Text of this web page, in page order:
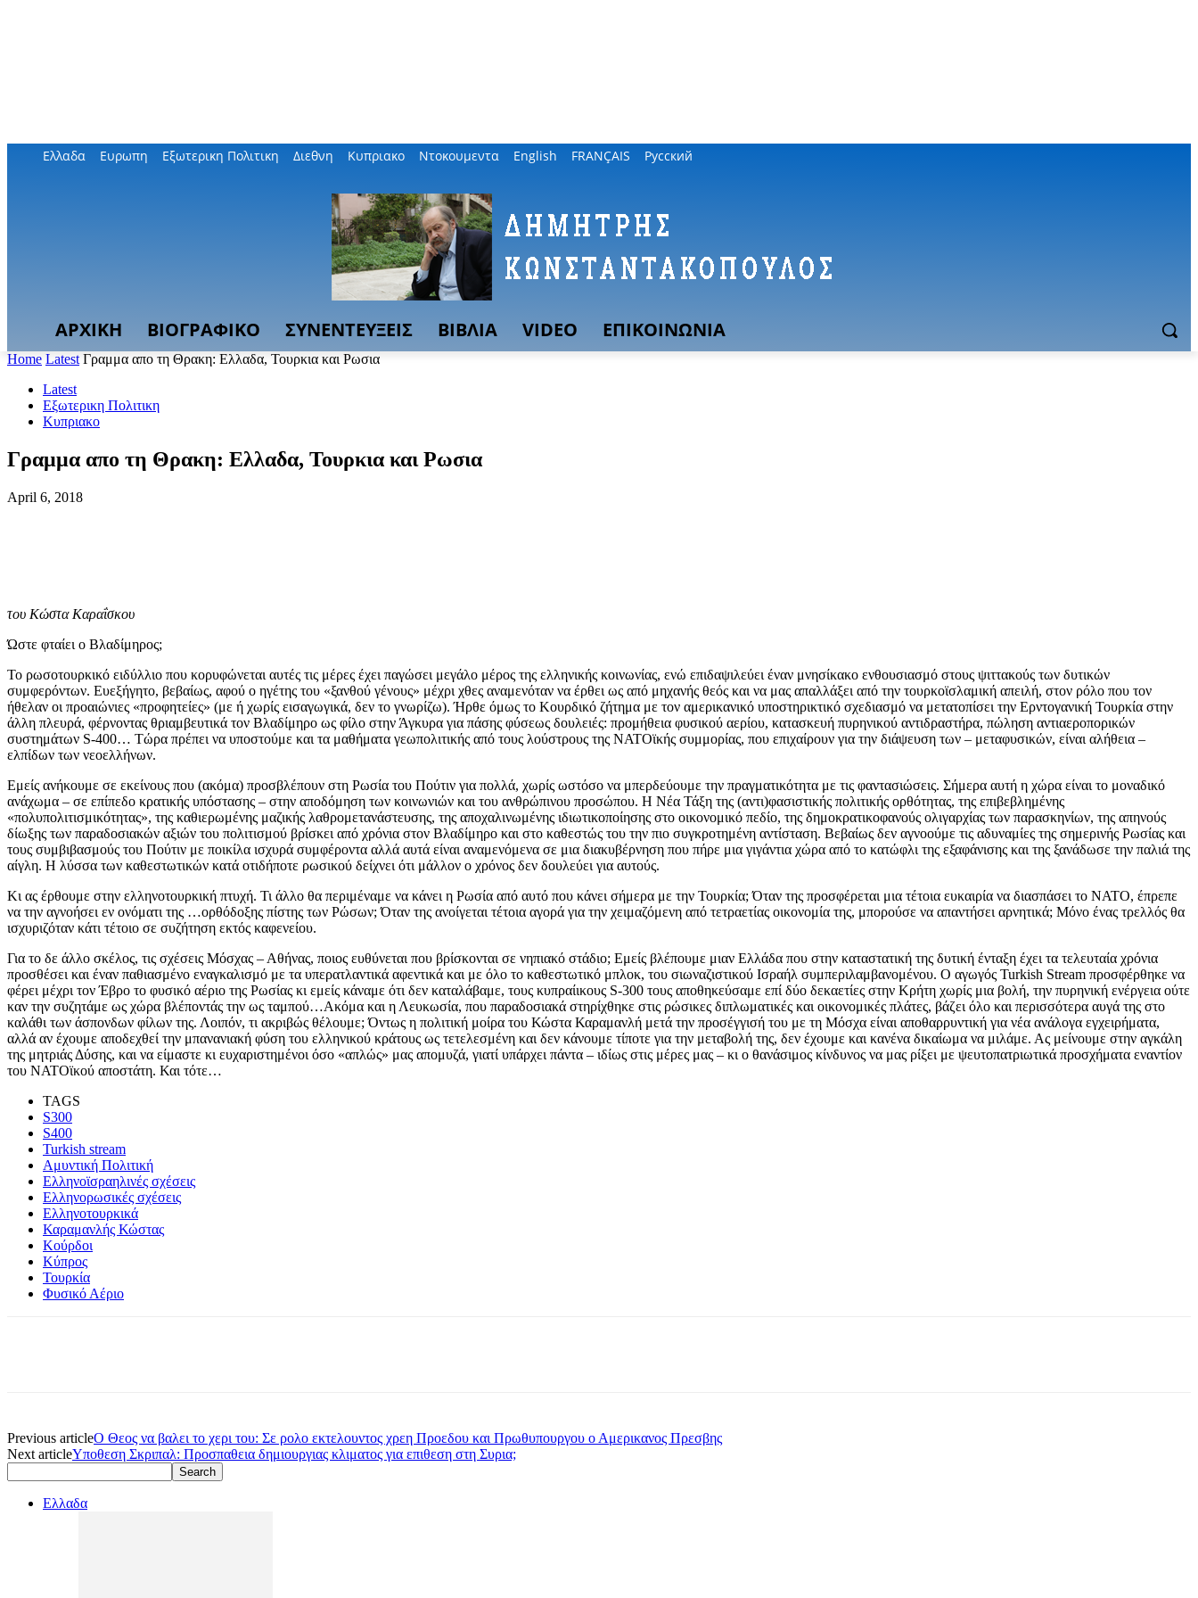
Ελλαδα Ευρωπη Εξωτερικη Πολιτικη Διεθνη Κυπριακο Ντοκουμεντα English FRANÇAIS Русский
ΑΡΧΙΚΗ ΒΙΟΓΡΑΦΙΚΟ ΣΥΝΕΝΤΕΥΞΕΙΣ ΒΙΒΛΙΑ VIDEO ΕΠΙΚΟΙΝΩΝΙΑ
Home Latest Γραμμα απο τη Θρακη: Ελλαδα, Τουρκια και Ρωσια
Latest
Εξωτερικη Πολιτικη
Κυπριακο
Γραμμα απο τη Θρακη: Ελλαδα, Τουρκια και Ρωσια
April 6, 2018
του Κώστα Καραΐσκου
Ώστε φταίει ο Βλαδίμηρος;
Το ρωσοτουρκικό ειδύλλιο που κορυφώνεται αυτές τις μέρες έχει παγώσει μεγάλο μέρος της ελληνικής κοινωνίας, ενώ επιδαψιλεύει έναν μνησίκακο ενθουσιασμό στους ψιττακούς των δυτικών
συμφερόντων. Ευεξήγητο, βεβαίως, αφού ο ηγέτης του «ξανθού γένους» μέχρι χθες αναμενόταν να έρθει ως από μηχανής θεός και να μας απαλλάξει από την τουρκοϊσλαμική απειλή, στον ρόλο που τον
ήθελαν οι προαιώνιες «προφητείες» (με ή χωρίς εισαγωγικά, δεν το γνωρίζω). Ήρθε όμως το Κουρδικό ζήτημα με τον αμερικανικό υποστηρικτικό σχεδιασμό να μετατοπίσει την Ερντογανική Τουρκία στην
άλλη πλευρά, φέρνοντας θριαμβευτικά τον Βλαδίμηρο ως φίλο στην Άγκυρα για πάσης φύσεως δουλειές: προμήθεια φυσικού αερίου, κατασκευή πυρηνικού αντιδραστήρα, πώληση αντιαεροπορικών
συστημάτων S-400… Τώρα πρέπει να υποστούμε και τα μαθήματα γεωπολιτικής από τους λούστρους της ΝΑΤΟϊκής συμμορίας, που επιχαίρουν για την διάψευση των – μεταφυσικών, είναι αλήθεια –
ελπίδων των νεοελλήνων.
Εμείς ανήκουμε σε εκείνους που (ακόμα) προσβλέπουν στη Ρωσία του Πούτιν για πολλά, χωρίς ωστόσο να μπερδεύουμε την πραγματικότητα με τις φαντασιώσεις. Σήμερα αυτή η χώρα είναι το μοναδικό
ανάχωμα – σε επίπεδο κρατικής υπόστασης – στην αποδόμηση των κοινωνιών και του ανθρώπινου προσώπου. Η Νέα Τάξη της (αντι)φασιστικής πολιτικής ορθότητας, της επιβεβλημένης
«πολυπολιτισμικότητας», της καθιερωμένης μαζικής λαθρομετανάστευσης, της αποχαλινωμένης ιδιωτικοποίησης στο οικονομικό πεδίο, της δημοκρατικοφανούς ολιγαρχίας των παρασκηνίων, της απηνούς
δίωξης των παραδοσιακών αξιών του πολιτισμού βρίσκει από χρόνια στον Βλαδίμηρο και στο καθεστώς του την πιο συγκροτημένη αντίσταση. Βεβαίως δεν αγνοούμε τις αδυναμίες της σημερινής Ρωσίας και
τους συμβιβασμούς του Πούτιν με ποικίλα ισχυρά συμφέροντα αλλά αυτά είναι αναμενόμενα σε μια διακυβέρνηση που πήρε μια γιγάντια χώρα από το κατώφλι της εξαφάνισης και της ξανάδωσε την παλιά της
αίγλη. Η λύσσα των καθεστωτικών κατά οτιδήποτε ρωσικού δείχνει ότι μάλλον ο χρόνος δεν δουλεύει για αυτούς.
Κι ας έρθουμε στην ελληνοτουρκική πτυχή. Τι άλλο θα περιμέναμε να κάνει η Ρωσία από αυτό που κάνει σήμερα με την Τουρκία; Όταν της προσφέρεται μια τέτοια ευκαιρία να διασπάσει το ΝΑΤΟ, έπρεπε
να την αγνοήσει εν ονόματι της …ορθόδοξης πίστης των Ρώσων; Όταν της ανοίγεται τέτοια αγορά για την χειμαζόμενη από τετραετίας οικονομία της, μπορούσε να απαντήσει αρνητικά; Μόνο ένας τρελλός θα
ισχυριζόταν κάτι τέτοιο σε συζήτηση εκτός καφενείου.
Για το δε άλλο σκέλος, τις σχέσεις Μόσχας – Αθήνας, ποιος ευθύνεται που βρίσκονται σε νηπιακό στάδιο; Εμείς βλέπουμε μιαν Ελλάδα που στην καταστατική της δυτική ένταξη έχει τα τελευταία χρόνια
προσθέσει και έναν παθιασμένο εναγκαλισμό με τα υπερατλαντικά αφεντικά και με όλο το καθεστωτικό μπλοκ, του σιωναζιστικού Ισραήλ συμπεριλαμβανομένου. Ο αγωγός Turkish Stream προσφέρθηκε να
φέρει μέχρι τον Έβρο το φυσικό αέριο της Ρωσίας κι εμείς κάναμε ότι δεν καταλάβαμε, τους κυπραίικους S-300 τους αποθηκεύσαμε επί δύο δεκαετίες στην Κρήτη χωρίς μια βολή, την πυρηνική ενέργεια ούτε
καν την συζητάμε ως χώρα βλέποντάς την ως ταμπού…Ακόμα και η Λευκωσία, που παραδοσιακά στηρίχθηκε στις ρώσικες διπλωματικές και οικονομικές πλάτες, βάζει όλο και περισσότερα αυγά της στο
καλάθι των άσπονδων φίλων της. Λοιπόν, τι ακριβώς θέλουμε; Όντως η πολιτική μοίρα του Κώστα Καραμανλή μετά την προσέγγισή του με τη Μόσχα είναι αποθαρρυντική για νέα ανάλογα εγχειρήματα,
αλλά αν έχουμε αποδεχθεί την μπανανιακή φύση του ελληνικού κράτους ως τετελεσμένη και δεν κάνουμε τίποτε για την μεταβολή της, δεν έχουμε και κανένα δικαίωμα να μιλάμε. Ας μείνουμε στην αγκάλη
της μητριάς Δύσης, και να είμαστε κι ευχαριστημένοι όσο «απλώς» μας απομυζά, γιατί υπάρχει πάντα – ιδίως στις μέρες μας – κι ο θανάσιμος κίνδυνος να μας ρίξει με ψευτοπατριωτικά προσχήματα εναντίον
του ΝΑΤΟϊκού αποστάτη. Και τότε…
TAGS
S300
S400
Turkish stream
Αμυντική Πολιτική
Ελληνοϊσραηλινές σχέσεις
Ελληνορωσικές σχέσεις
Ελληνοτουρκικά
Καραμανλής Κώστας
Κούρδοι
Κύπρος
Τουρκία
Φυσικό Αέριο
Previous articleΟ Θεος να βαλει το χερι του: Σε ρολο εκτελουντος χρεη Προεδου και Πρωθυπουργου ο Αμερικανος Πρεσβης
Next articleΥποθεση Σκριπαλ: Προσπαθεια δημιουργιας κλιματος για επιθεση στη Συρια;
Ελλαδα